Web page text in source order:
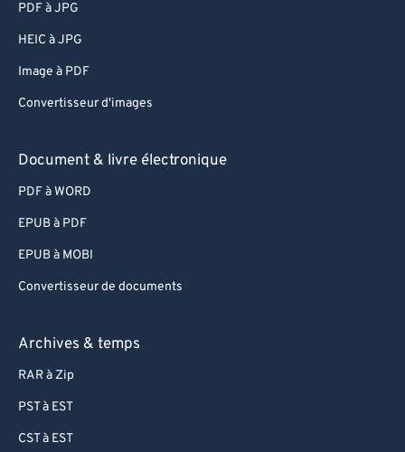
PDF à JPG
HEIC à JPG
Image à PDF
Convertisseur d'images
Document & livre électronique
PDF à WORD
EPUB à PDF
EPUB à MOBI
Convertisseur de documents
Archives & temps
RAR à Zip
PST à EST
CST à EST